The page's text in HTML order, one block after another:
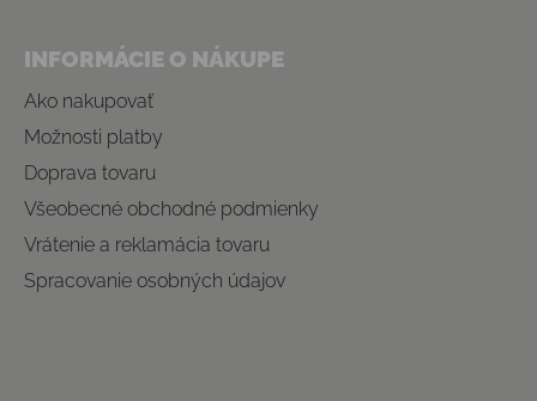
INFORMÁCIE O NÁKUPE
Ako nakupovať
Možnosti platby
Doprava tovaru
Všeobecné obchodné podmienky
Vrátenie a reklamácia tovaru
Spracovanie osobných údajov